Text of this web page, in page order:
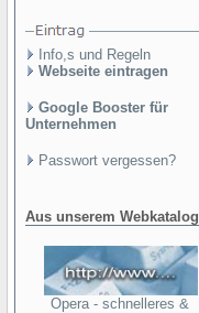
Info,s und Regeln
Webseite eintragen
Google Booster für
Unternehmen
Passwort vergessen?
Aus unserem Webkatalog
Opera - schnelleres &